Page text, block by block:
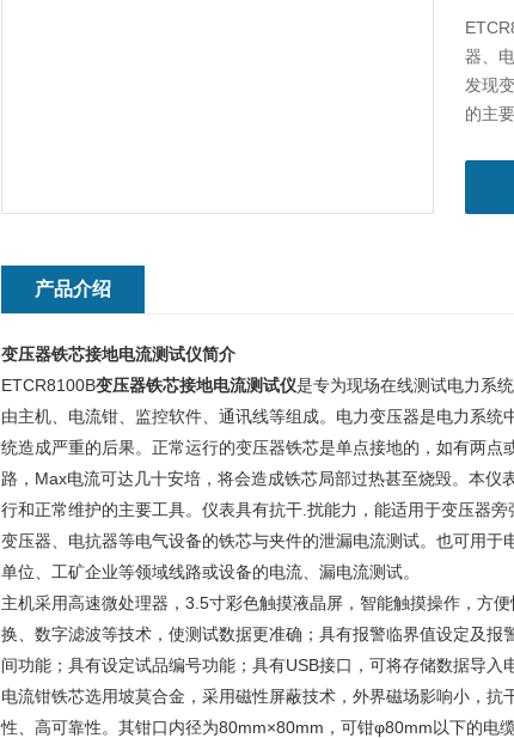
器、
发现
的主
产品介绍
变压器铁芯接地电流测试仪简介
ETCR8100B变压器铁芯接地电流测试仪是专为现场在线测试电力系
由主机、电流钳、监控软件、通讯线等组成。电力变压器是电力系
统造成严重的后果。正常运行的变压器铁芯是单点接地的，如有两
路，Max电流可达几十安培，将会造成铁芯局部过热甚至烧毁。本
行和正常维护的主要工具。仪表具有抗干.扰能力，能适用于变压器
变压器、电抗器等电气设备的铁芯与夹件的泄漏电流测试。也可用
单位、工矿企业等领域线路或设备的电流、漏电流测试。
主机采用高速微处理器，3.5寸彩色触摸液晶屏，智能触摸操作，方
换、数字滤波等技术，使测试数据更准确；具有报警临界值设定及
间功能；具有设定试品编号功能；具有USB接口，可将存储数据导入
电流钳铁芯选用坡莫合金，采用磁性屏蔽技术，外界磁场影响小，
性、高可靠性。其钳口内径为80mm×80mm，可钳φ80mm以下的电